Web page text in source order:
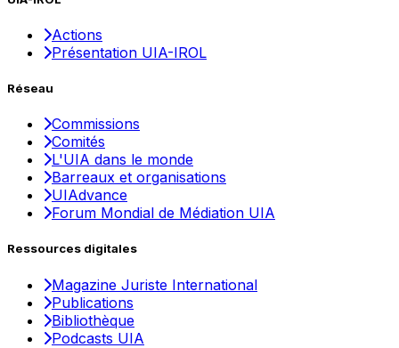
Actions
Présentation UIA-IROL
Réseau
Commissions
Comités
L'UIA dans le monde
Barreaux et organisations
UIAdvance
Forum Mondial de Médiation UIA
Ressources digitales
Magazine Juriste International
Publications
Bibliothèque
Podcasts UIA